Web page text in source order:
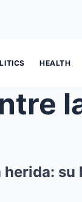
HEALTH
y
herida: